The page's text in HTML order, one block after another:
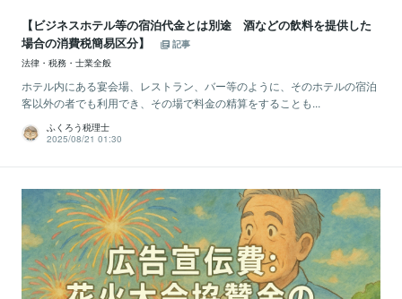
【ビジネスホテル等の宿泊代金とは別途 酒などの飲料を提供した
場合の消費税簡易区分】
記事
法律・税務・士業全般
ホテル内にある宴会場、レストラン、バー等のように、そのホテルの宿泊
客以外の者でも利用でき、その場で料金の精算をすることも...
ふくろう税理士
2025/08/21 01:30